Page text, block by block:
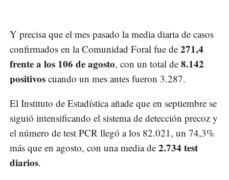
Y precisa que el mes pasado la media diaria de casos
confirmados en la Comunidad Foral fue de 271,4
frente a los 106 de agosto, con un total de 8.142
positivos cuando un mes antes fueron 3.287.
El Instituto de Estadística añade que en septiembre se
siguió intensificando el sistema de detección precoz y
el número de test PCR llegó a los 82.021, un 74,3%
más que en agosto, con una media de 2.734 test
diarios.